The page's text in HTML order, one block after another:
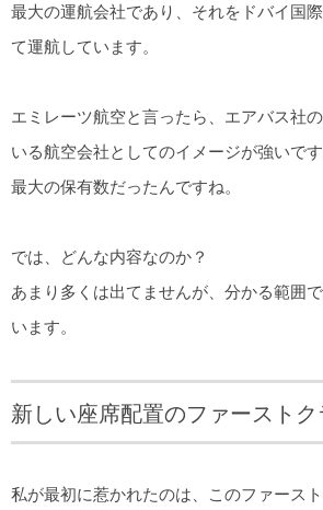
最大の運航会社であり、それをドバイ国
て運航しています。
エミレーツ航空と言ったら、エアバス社
いる航空会社としてのイメージが強いで
最大の保有数だったんですね。
では、どんな内容なのか？
あまり多くは出てませんが、分かる範囲
います。
新しい座席配置のファーストク
私が最初に惹かれたのは、このファースト